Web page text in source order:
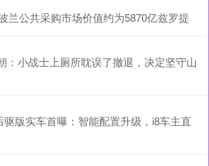
兰公共采购市场价值约为5870亿兹罗提
：小战士上厕所耽误了撤退，决定坚守山
版实车首曝：智能配置升级，i8车主直